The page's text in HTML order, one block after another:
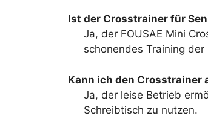
Ist der Crosstrainer für
Ja, der FOUSAE Mini
schonendes Training
Kann ich den Crosstrainer
Ja, der leise Betrieb
Schreibtisch zu nutzen.